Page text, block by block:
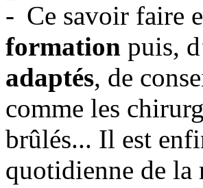
Ce savoir faire
formation puis,
adaptés, de
comme les
brûlés... Il est
quotidienne de la